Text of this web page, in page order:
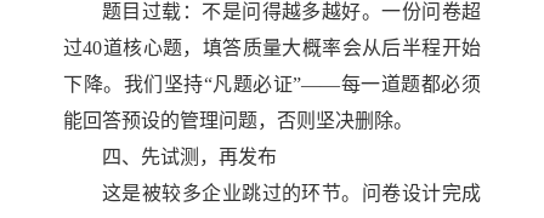
题目过载：不是问得越多越好。一份问卷超
过40道核心题，填答质量大概率会从后半程开始
下降。我们坚持“凡题必证”——每一道题都必须
能回答预设的管理问题，否则坚决删除。
四、先试测，再发布
这是被较多企业跳过的环节。问卷设计完成